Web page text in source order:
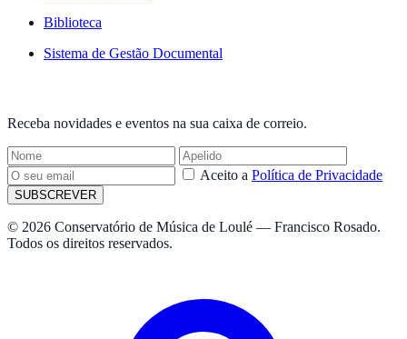
Biblioteca
Sistema de Gestão Documental
Receba novidades e eventos na sua caixa de correio.
Aceito a Política de Privacidade
SUBSCREVER
© 2026 Conservatório de Música de Loulé — Francisco Rosado.
Todos os direitos reservados.